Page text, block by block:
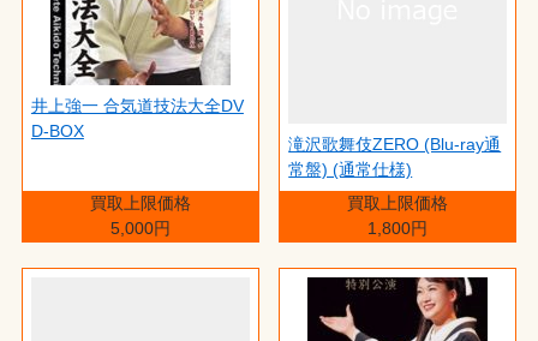
井上強一 合気道技法大全DV
D-BOX
買取上限価格
5,000円
滝沢歌舞伎ZERO (Blu-ray通
常盤) (通常仕様)
買取上限価格
1,800円